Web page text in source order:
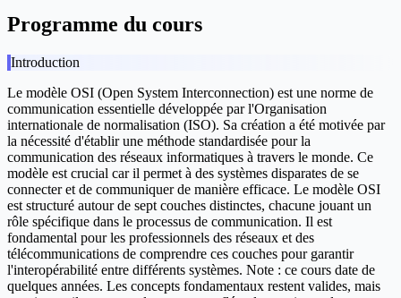
Programme du cours
Introduction
Le modèle OSI (Open System Interconnection) est une norme de
communication essentielle développée par l'Organisation
internationale de normalisation (ISO). Sa création a été motivée par
la nécessité d'établir une méthode standardisée pour la
communication des réseaux informatiques à travers le monde. Ce
modèle est crucial car il permet à des systèmes disparates de se
connecter et de communiquer de manière efficace. Le modèle OSI
est structuré autour de sept couches distinctes, chacune jouant un
rôle spécifique dans le processus de communication. Il est
fondamental pour les professionnels des réseaux et des
télécommunications de comprendre ces couches pour garantir
l'interopérabilité entre différents systèmes. Note : ce cours date de
quelques années. Les concepts fondamentaux restent valides, mais